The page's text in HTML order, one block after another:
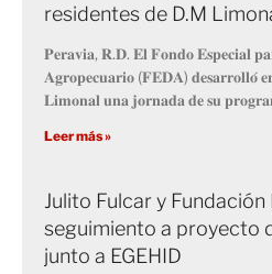
residentes de D.M
𝐏𝐞𝐫𝐚𝐯𝐢𝐚, 𝐑.𝐃. 𝐄𝐥 𝐅𝐨𝐧𝐝𝐨 𝐄𝐬𝐩𝐞𝐜𝐢𝐚𝐥
𝐀𝐠𝐫𝐨𝐩𝐞𝐜𝐮𝐚𝐫𝐢𝐨 (𝐅𝐄𝐃𝐀) 𝐝𝐞𝐬𝐚𝐫𝐫𝐨𝐥𝐥𝐨́ 𝐞𝐧
𝐋𝐢𝐦𝐨𝐧𝐚𝐥 𝐮𝐧𝐚 𝐣𝐨𝐫𝐧𝐚𝐝𝐚 𝐝𝐞 𝐬𝐮
Leer más »
Julito Fulcar y
seguimiento a proyecto
junto a EGEHID